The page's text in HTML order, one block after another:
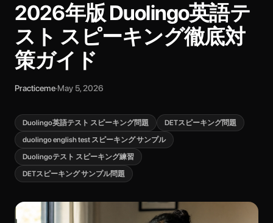
2026年版 Duolingo英語テ
スト スピーキング徹底対
策ガイド
Practiceme·May 5, 2026
Duolingo英語テスト スピーキング問題
DETスピーキング問題
duolingo english test スピーキング サンプル
Duolingoテスト スピーキング練習
DETスピーキング サンプル問題